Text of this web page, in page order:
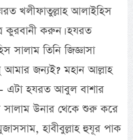
খলীফাতুল্লাহ আলাইহিস
কুরবানী করুন। হযরত
সালাম তিনি জিজ্ঞাসা
জন্যই? মহান আল্লাহ
এটা হযরত আবুল বাশার
সালাম উনার থেকে শুরু করে
হাবীবুল্লাহ হুযূর পাক